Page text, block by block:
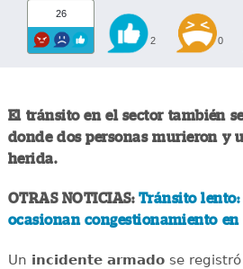
26
2 0
El tránsito en el sector también
donde dos personas murieron y
herida.
OTRAS NOTICIAS: Tránsito lento:
ocasionan congestionamiento
Un incidente armadose